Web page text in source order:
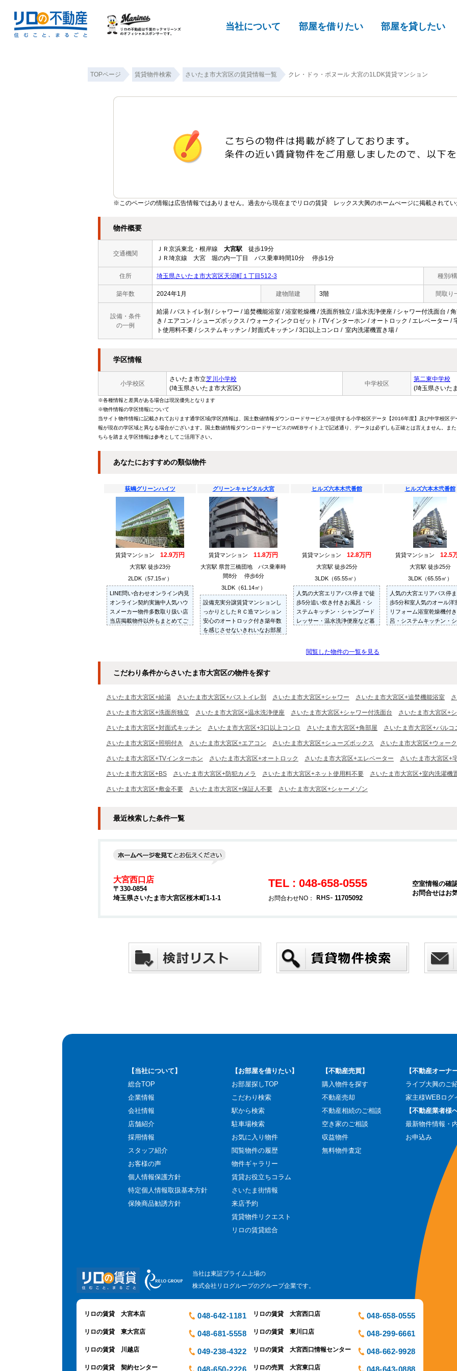
当社について 部屋を借りたい 部屋を貸したい
TOPページ 賃貸物件検索 さいたま市大宮区の賃貸情報一覧 クレ・ドゥ・ボヌール 大宮の1LDK賃貸マンション
※このページの情報は広告情報ではありません。過去から現在までリロの賃貸 レックス大興のホームぺージに掲載されてい
物件概要
交通機関
ＪＲ京浜東北・根岸線 大宮駅 徒歩19分
ＪＲ埼京線 大宮 堀の内一丁目 バス乗車時間10分 停歩1分
住所 埼玉県さいたま市大宮区天沼町１丁目512-3 種別/
築年数 2024年1月 建物階建 3階 間取り
設備・条件
の一例
給湯 / バストイレ別 / シャワー / 追焚機能浴室 / 浴室乾燥機 / 洗面所独立 / 温水洗浄便座 / シャワー付洗面台 /
き / エアコン / シューズボックス / ウォークインクロゼット / TVインターホン / オートロック / エレベーター /
ト使用料不要 / システムキッチン / 対面式キッチン / 3口以上コンロ / 室内洗濯機置き場 /
学区情報
小学校区
さいたま市立芝川小学校
(埼玉県さいたま市大宮区)
中学校区
第二東中学校
(埼玉県さいた
※各種情報と差異がある場合は現況優先となります
※物件情報の学区情報について
当サイト物件情報に記載されております通学区域(学区)情報は、国土数値情報ダウンロードサービスが提供する小学校区データ【2016年度】及び中学校区
報が現在の学区域と異なる場合がございます。国土数値情報ダウンロードサービスのWEBサイト上で記述通り、データは必ずしも正確とは言えません。ま
ちらを踏まえ学区情報は参考としてご活用下さい。
あなたにおすすめの類似物件
荻嶋グリーンハイツ
賃貸マンション 12.9万円
大宮駅 徒歩23分
2LDK（57.15㎡）
LINE問い合わせオンライン内見
オンライン契約実施中人気ハウ
スメーカー物件多数取り扱い店
当店掲載物件以外もまとめてご
グリーンキャピタル大宮
賃貸マンション 11.8万円
大宮駅 県営三橋団地 バス乗車時
間8分 停歩6分
3LDK（61.14㎡）
設備充実分譲賃貸マンションし
っかりとしたＲＣ造マンション
安心のオートロック付き築年数
を感じさせないきれいなお部屋
ヒルズ六本木弐番館
賃貸マンション 12.8万円
大宮駅 徒歩25分
3LDK（65.55㎡）
人気の大宮エリアバス停まで徒
歩5分追い炊き付きお風呂・シ
ステムキッチン・シャンプード
レッサー・温水洗浄便座など暮
ヒルズ六本木弐番館
賃貸マンション 12.5
大宮駅 徒歩25分
3LDK（65.55㎡）
人気の大宮エリアバス停
歩5分和室人気のオール洋
リフォーム浴室乾燥機付
呂・システムキッチン・
閲覧した物件の一覧を見る
こだわり条件からさいたま市大宮区の物件を探す
さいたま市大宮区+給湯 さいたま市大宮区+バストイレ別 さいたま市大宮区+シャワー さいたま市大宮区+追焚機能浴室
さいたま市大宮区+洗面所独立 さいたま市大宮区+温水洗浄便座 さいたま市大宮区+シャワー付洗面台 さいたま市大宮区+
さいたま市大宮区+対面式キッチン さいたま市大宮区+3口以上コンロ さいたま市大宮区+角部屋 さいたま市大宮区+バルコ
さいたま市大宮区+照明付き さいたま市大宮区+エアコン さいたま市大宮区+シューズボックス さいたま市大宮区+ウォー
さいたま市大宮区+TVインターホン さいたま市大宮区+オートロック さいたま市大宮区+エレベーター さいたま市大宮区+
さいたま市大宮区+BS さいたま市大宮区+防犯カメラ さいたま市大宮区+ネット使用料不要 さいたま市大宮区+室内洗濯機
さいたま市大宮区+敷金不要 さいたま市大宮区+保証人不要 さいたま市大宮区+シャーメゾン
最近検索した条件一覧
大宮西口店
〒330-0854
埼玉県さいたま市大宮区桜木町1-1-1
TEL : 048-658-0555
お問合わせNO： 11705092
空室情報の確
お問合せはお
【当社について】
総合TOP
企業情報
会社情報
店舗紹介
採用情報
スタッフ紹介
お客様の声
個人情報保護方針
特定個人情報取扱基本方針
保険商品勧誘方針
【お部屋を借りたい】
お部屋探しTOP
こだわり検索
駅から検索
駐車場検索
お気に入り物件
閲覧物件の履歴
物件ギャラリー
賃貸お役立ちコラム
さいたま街情報
来店予約
賃貸物件リクエスト
リロの賃貸総合
【不動産売買】
購入物件を探す
不動産売却
不動産相続のご相談
空き家のご相談
収益物件
無料物件査定
【不動産オーナ
ライブ大興のご
家主様WEBログ
【不動産業者様へ
最新物件情報・
お申込み
当社は東証プライム上場の
株式会社リログループのグループ企業です。
リロの賃貸 大宮本店 048-642-1181 リロの賃貸 大宮西口店 048-658-0555
リロの賃貸 東大宮店 048-681-5558 リロの賃貸 東川口店 048-299-6661
リロの賃貸 川越店 049-238-4322 リロの賃貸 大宮西口情報センター 048-662-9928
リロの賃貸 契約センター 048-650-2226 リロの売買 大宮東口店 048-643-0888